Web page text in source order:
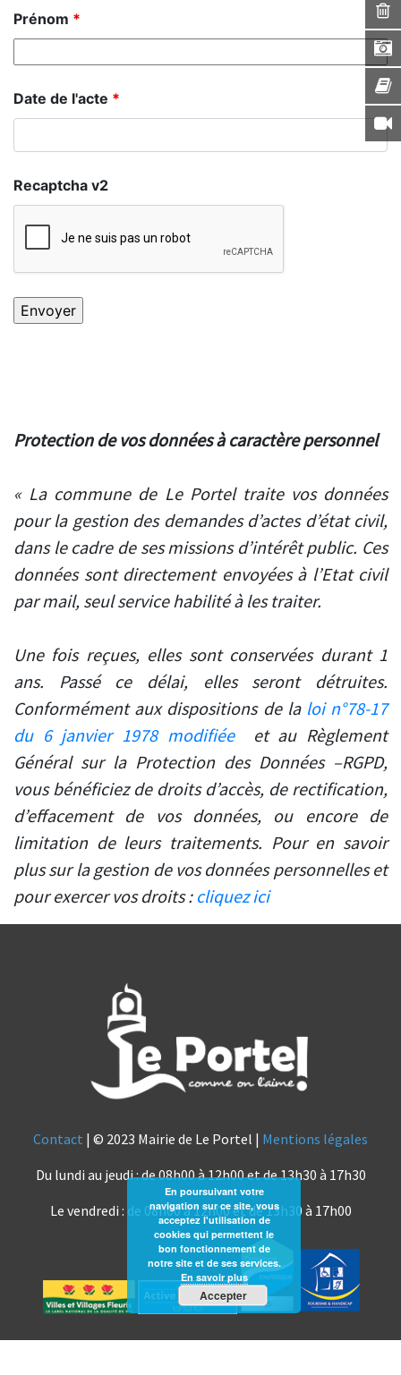
Prénom *
Date de l'acte *
Recaptcha v2
Protection de vos données à caractère personnel
« La commune de Le Portel traite vos données
pour la gestion des demandes d’actes d’état civil,
dans le cadre de ses missions d’intérêt public. Ces
données sont directement envoyées à l’Etat civil
par mail, seul service habilité à les traiter.
Une fois reçues, elles sont conservées durant 1
ans. Passé ce délai, elles seront détruites.
Conformément aux dispositions de la loi n°78-17
du 6 janvier 1978 modifiée
et au Règlement
Général sur la Protection des Données –RGPD,
vous bénéficiez de droits d’accès, de rectification,
d’effacement de vos données, ou encore de
limitation de leurs traitements. Pour en savoir
plus sur la gestion de vos données personnelles et
pour exercer vos droits : cliquez ici
Contact | © 2023 Mairie de Le Portel | Mentions légales
Du lundi au jeudi : de 08h00 à 12h00 et de 13h30 à 17h30
Le vendredi : de 08h00 à 12h00 et de 13h30 à 17h00
En poursuivant votre
navigation sur ce site, vous
acceptez l'utilisation de
cookies qui permettent le
bon fonctionnement de
notre site et de ses services.
En savoir plus
Accepter